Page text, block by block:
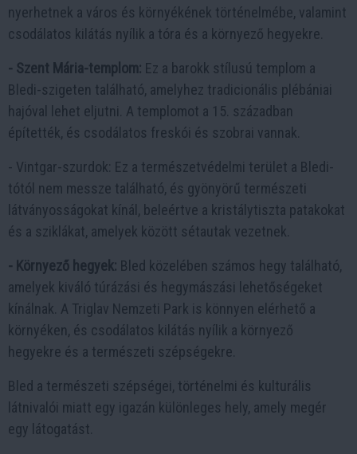
nyerhetnek a város és környékének történelmébe, valamint
csodálatos kilátás nyílik a tóra és a környező hegyekre.
- Szent Mária-templom: Ez a barokk stílusú templom a
Bledi-szigeten található, amelyhez tradicionális plébániai
hajóval lehet eljutni. A templomot a 15. században
építették, és csodálatos freskói és szobrai vannak.
- Vintgar-szurdok: Ez a természetvédelmi terület a Bledi-
tótól nem messze található, és gyönyörű természeti
látványosságokat kínál, beleértve a kristálytiszta patakokat
és a sziklákat, amelyek között sétautak vezetnek.
- Környező hegyek: Bled közelében számos hegy található,
amelyek kiváló túrázási és hegymászási lehetőségeket
kínálnak. A Triglav Nemzeti Park is könnyen elérhető a
környéken, és csodálatos kilátás nyílik a környező
hegyekre és a természeti szépségekre.
Bled a természeti szépségei, történelmi és kulturális
látnivalói miatt egy igazán különleges hely, amely megér
egy látogatást.